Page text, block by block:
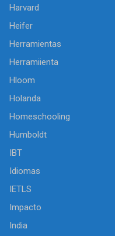
Harvard
Heifer
Herramientas
Herramiienta
Hloom
Holanda
Homeschooling
Humboldt
IBT
Idiomas
IETLS
Impacto
India